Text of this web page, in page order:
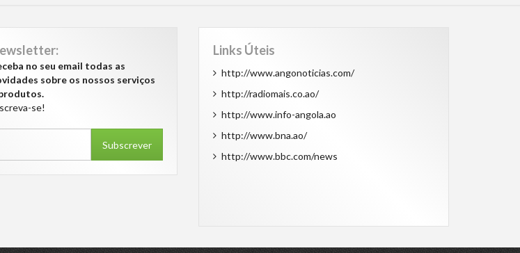
no seu email todas as
sobre os nossos serviços
se!
Subscrever
Links Úteis
http://www.angonoticias.com/
http://radiomais.co.ao/
http://www.info-angola.ao
http://www.bna.ao/
http://www.bbc.com/news